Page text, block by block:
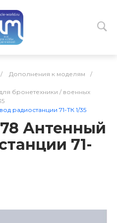
/ Дополнения к моделям
/
бронетехники / военных
радиостанции 71-ТК 1/35
Антенный
71-